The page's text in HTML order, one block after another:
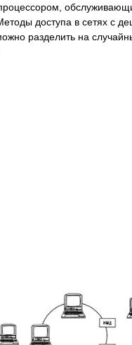
доступа в сетях с
разделить на